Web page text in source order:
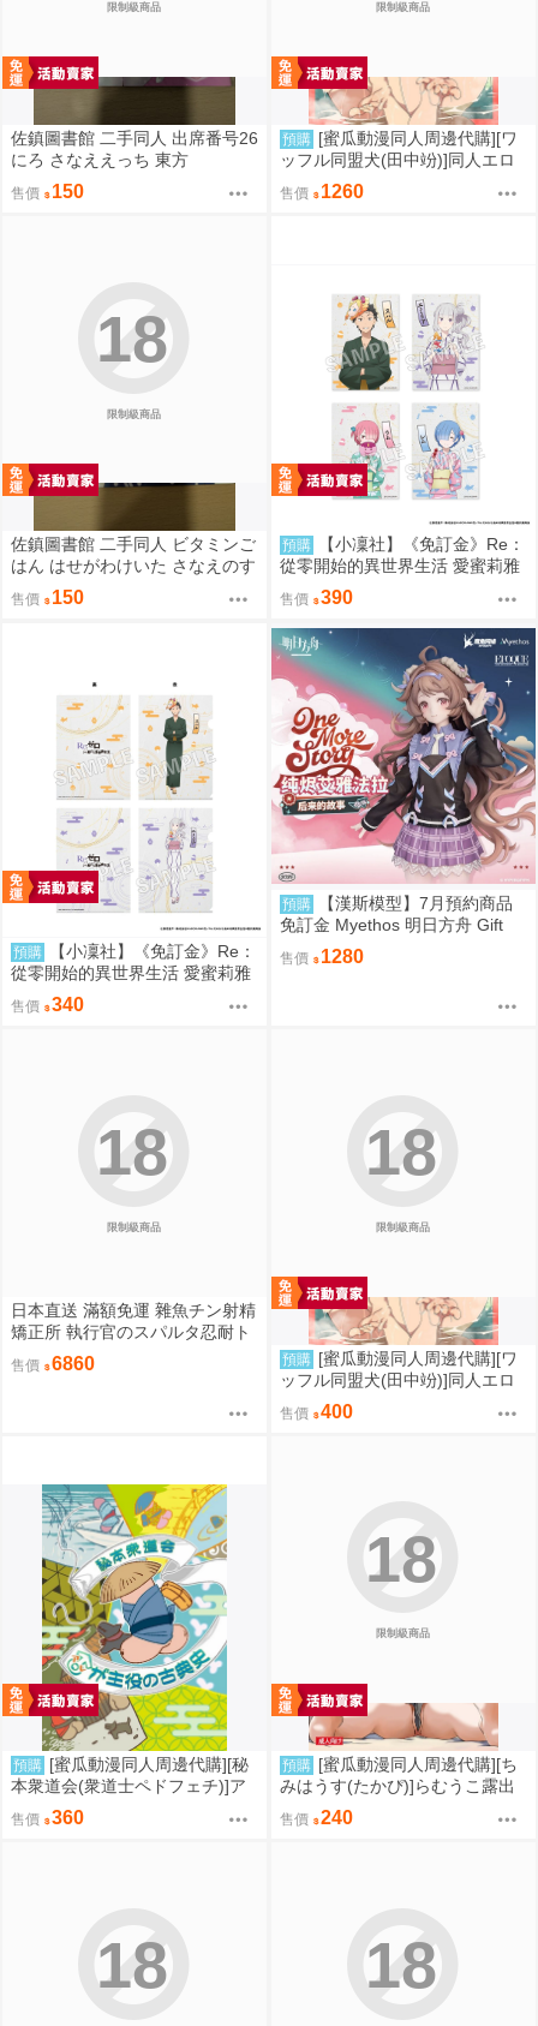
限制級商品
佐鎮圖書館 二手同人 出席番号26
にろ さなええっち 東方
售價 150
限制級商品
預購 [蜜瓜動漫同人周邊代購][ワ
ッフル同盟犬(田中竕)]同人エロ
ゲ転生2上～発動!ヌルヌルスケ
ベスキル【A5アクリルフィギュ
售價 1260
限制級商品
18
佐鎮圖書館 二手同人 ビタミンご
はん はせがわけいた さなえのす
きはとどまらずっ 東方
售價 150
預購
【小凜社】《免訂金》Re：
從零開始的異世界生活 愛蜜莉雅
拉姆 雷姆 お祭り ver. 和服 生寫
真卡片套組
售價 390
預購
【小凜社】《免訂金》Re：
從零開始的異世界生活 愛蜜莉雅
拉姆 雷姆 お祭り ver. 和服 文件
夾資料夾套組
售價 340
預購
【漢斯模型】7月預約商品
免訂金 Myethos 明日方舟 Gift
+系列 純燼艾雅法拉 後來的故事
VER.1/8
售價 1280
限制級商品
18
日本直送 滿額免運 雜魚チン射精
矯正所 執行官のスパルタ忍耐ト
レーニング 4kg重量級 優品 / 優
品即戰力組合 疾風雷神
售價 6860
限制級商品
18
預購 [蜜瓜動漫同人周邊代購][ワ
ッフル同盟犬(田中竕)]同人エロ
ゲ転生2上～発動!ヌルヌルスケ
ベスキル(同人誌)
售價 400
預購 [蜜瓜動漫同人周邊代購][秘
本衆道会(衆道士ペドフェチ)]ア
レが主役の古典史(同人誌)
售價 360
限制級商品
18
預購 [蜜瓜動漫同人周邊代購][ち
みはうす(たかぴ)]らむうこ露出
物語4(同人誌)
售價 240
18 18